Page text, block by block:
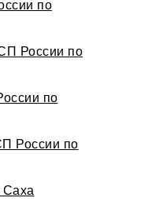
по
России по
по
России по